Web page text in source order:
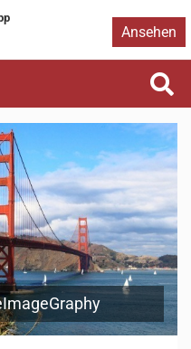
Ansehen